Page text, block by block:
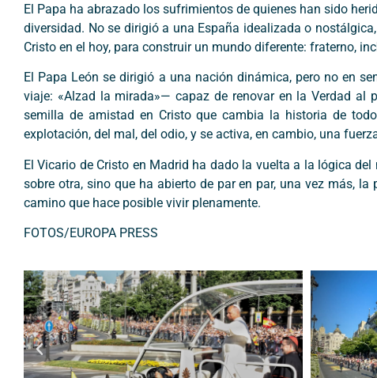
El Papa ha abrazado los sufrimientos de quienes han sido
diversidad. No se dirigió a una España idealizada o
Cristo en el hoy, para construir un mundo diferente: fraterno,
El Papa León se dirigió a una nación dinámica, pero no en
viaje: «Alzad la mirada»— capaz de renovar en la Verdad al
semilla de amistad en Cristo que cambia la historia de
explotación, del mal, del odio, y se activa, en cambio, una
El Vicario de Cristo en Madrid ha dado la vuelta a la lógica
sobre otra, sino que ha abierto de par en par, una vez más,
camino que hace posible vivir plenamente.
FOTOS/EUROPA PRESS